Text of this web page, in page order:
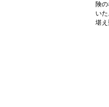
険
い
堪え